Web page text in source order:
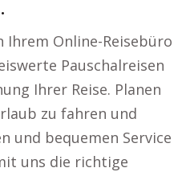
Online-Reisebüro
Pauschalreisen
Ihrer Reise. Planen
zu fahren und
und bequemen Service
uns die richtige